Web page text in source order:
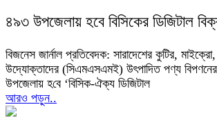
৪৯৩ উপজেলায় হবে বিসিকের ডিজিটাল
বিজনেস জার্নাল প্রতিবেদক: সারাদেশের কুটির, মাইক্রো,
উদ্যোক্তাদের (সিএমএসএমই) উৎপাদিত পণ্য
উপজেলায় হ‌বে ‘বিসিক-ঐক্য ডিজিটাল
আরও পড়ুন..